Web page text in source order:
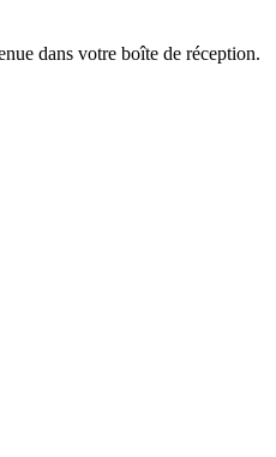
dans votre boîte de réception.